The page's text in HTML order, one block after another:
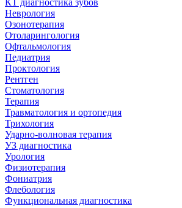
КТ диагностика зубов
Неврология
Озонотерапия
Отоларингология
Офтальмология
Педиатрия
Проктология
Рентген
Стоматология
Терапия
Травматология и ортопедия
Трихология
Ударно-волновая терапия
УЗ диагностика
Урология
Физиотерапия
Фониатрия
Флебология
Функциональная диагностика